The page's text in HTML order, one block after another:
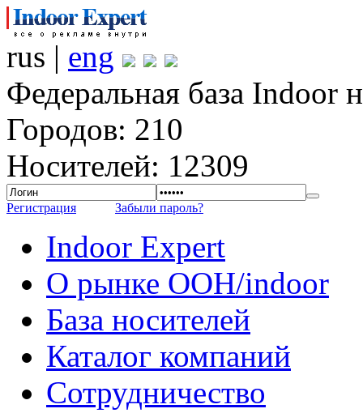
rus | eng
Федеральная база Indoor
Городов: 210
Носителей: 12309
Регистрация Забыли пароль?
Indoor Expert
О рынке OOH/indoor
База носителей
Каталог компаний
Сотрудничество